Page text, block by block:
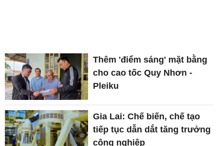
Thêm 'điểm sáng' mặt bằng
cho cao tốc Quy Nhơn -
Pleiku
Gia Lai: Chế biến, chế tạo
tiếp tục dẫn dắt tăng trưởng
công nghiệp